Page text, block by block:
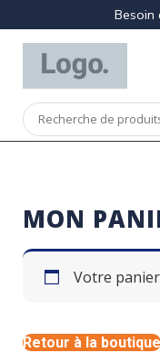
Besoin
MON
Votre
Retour à la boutique